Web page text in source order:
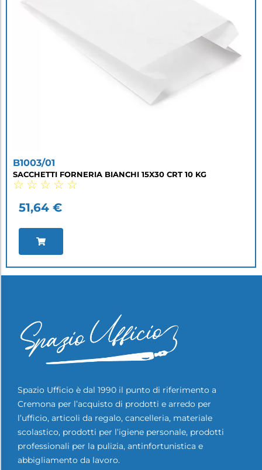
B1003/01
SACCHETTI FORNERIA BIANCHI 15X30 CRT 10 KG
☆ ☆ ☆ ☆ ☆
51,64 €
Spazio Ufficio è dal 1990 il punto di riferimento a
Cremona per l’acquisto di prodotti e arredo per
l’ufficio, articoli da regalo, cancelleria, materiale
scolastico, prodotti per l’igiene personale, prodotti
professionali per la pulizia, antinfortunistica e
abbigliamento da lavoro.